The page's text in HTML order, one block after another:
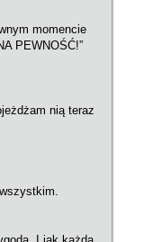
momencie
PEWNOŚĆ!”
nią teraz